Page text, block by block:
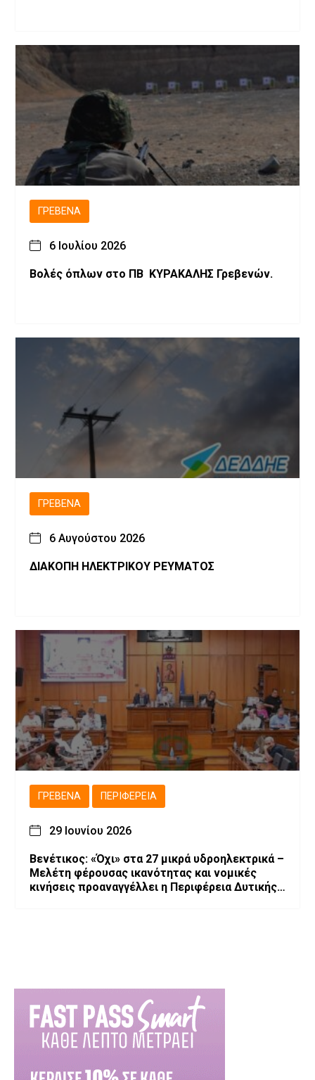
ΓΡΕΒΕΝΆ
6 Ιουλίου 2026
Βολές όπλων στο ΠΒ ΚΥΡΑΚΑΛΗΣ Γρεβενών.
ΓΡΕΒΕΝΆ
6 Αυγούστου 2026
ΔΙΑΚΟΠΗ ΗΛΕΚΤΡΙΚΟΥ ΡΕΥΜΑΤΟΣ
ΓΡΕΒΕΝΆ ΠΕΡΙΦΈΡΕΙΑ
29 Ιουνίου 2026
Βενέτικος: «Όχι» στα 27 μικρά υδροηλεκτρικά –
Μελέτη φέρουσας ικανότητας και νομικές
κινήσεις προαναγγέλλει η Περιφέρεια Δυτικής